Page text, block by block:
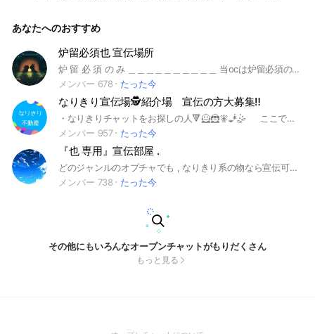
あなたへのおすすめ
炉留必須也 宣伝場所
炉 留 必 須 の み ＿＿＿＿＿＿＿＿＿＿ 当ocは炉留必須の也グルのみ宣伝可能な場所です 。 折也 、 版権也何方も炉留必須グルなら大歓迎 空白厨 、 漢字厨 様もお待ちしております 。 其れでは個性豊かな世界を御楽しみ下さい ＿＿ 300名様感謝 。
メンバー 678
たった今
なりきり宣伝場🕵️紹介場 宣伝の方大募集‼️
・なりきりチャットをお探しの人🔻🦸🦹🧚🧞🤹 ここではあなたの要望を聞き あなたに合った「なりきりチャット」をいっしょに探します （一人で、探す事も可能です） 宣伝の方用🔻🗣️ ここは、なりきりチャット専用の 宣伝場です。 ドシドシ宣伝してくださいね。 "即抜け"もありですよ😚 （わからないことがあれば聞いてくださいね） 【雰囲気】 ・普通の宣伝場と変らない ・一日に何人か出入りしています 【その他】 即抜け⭕ 会話⭕ なりきり雑談⭕ ノーマルな雑談⭕ 他になにか質問がある方は入ってメンションしていただければ答えます #なりきりチャット #初心者大歓迎 #宣伝用 #宣伝場 #紹介用 #お店 #ゲーム #アニメ #漫画 #人形劇 #オリキャラ #なんでも #学園 #ファンタジー #異世界 #戦闘 #雑談 #恋愛 #芸人 #全キャラ #すとぷり #呪術廻戦 #２次 #2.5次元 #3次 #てんすら #なりきり #ウマ娘 #也
メンバー 957
たった今
『也 専用』宣伝部屋 .
どのジャンルのオプチャでも , なりきり系の物なら宣伝可能です。 もし良ければぜひどうぞ !!
メンバー 738
たった今
その他にもいろんなオープンチャットがもりだくさん
もっと見る